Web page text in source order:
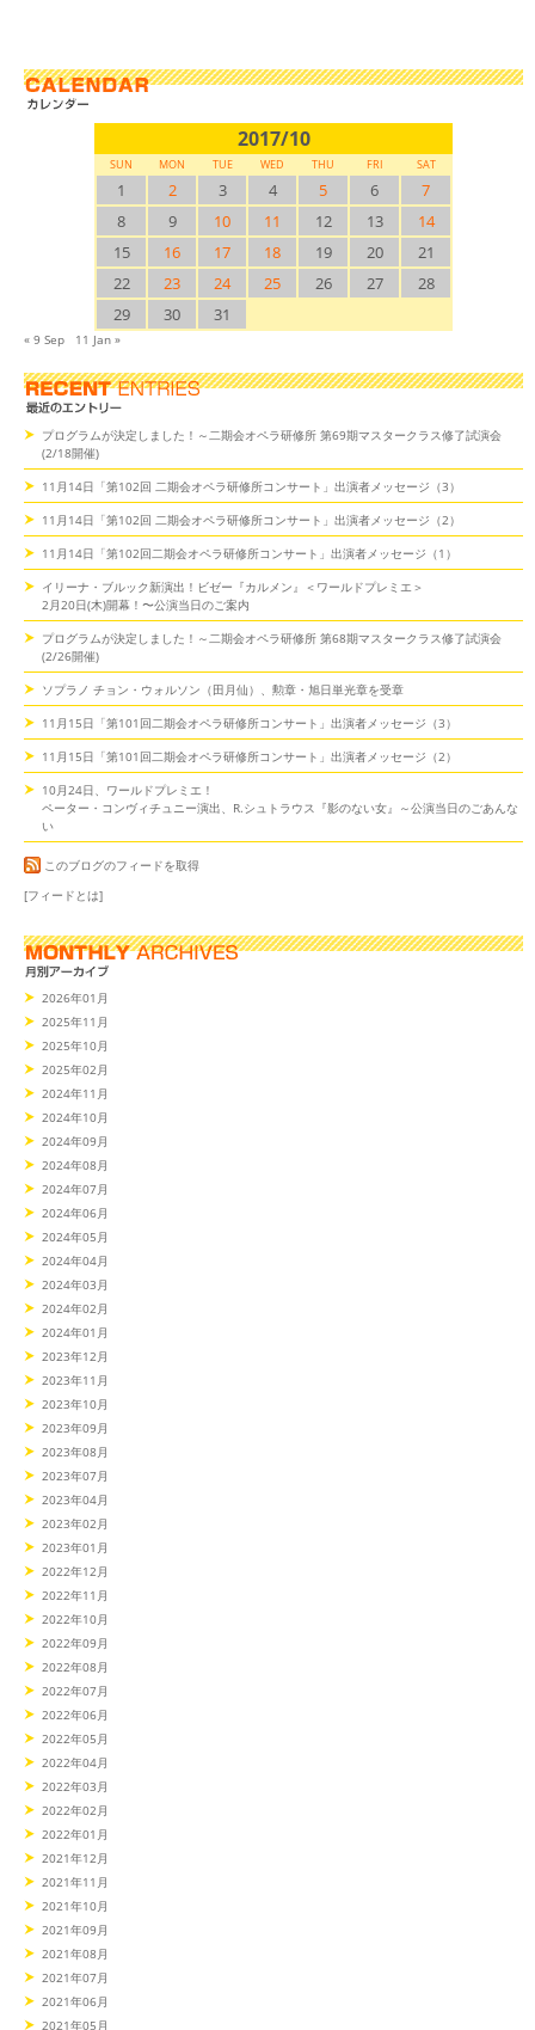
2017/10
SUN MON TUE WED THU FRI SAT
1 2 3 4 5 6
7
8
9 10 11 12 13
14
15
16 17 18 19 20
21
22
23 24 25 26 27
28
29
30 31
« 9 Sep 11 Jan »
プログラムが決定しました！～二期会オペラ研修所 第69期マスタークラス修了試演会
(2/18開催)
11月14日「第102回 二期会オペラ研修所コンサート」出演者メッセージ（3）
11月14日「第102回 二期会オペラ研修所コンサート」出演者メッセージ（2）
11月14日「第102回二期会オペラ研修所コンサート」出演者メッセージ（1）
イリーナ・ブルック新演出！ビゼー『カルメン』＜ワールドプレミエ＞
2月20日(木)開幕！〜公演当日のご案内
プログラムが決定しました！～二期会オペラ研修所 第68期マスタークラス修了試演会
(2/26開催)
ソプラノ チョン・ウォルソン（田月仙）、勲章・旭日単光章を受章
11月15日「第101回二期会オペラ研修所コンサート」出演者メッセージ（3）
11月15日「第101回二期会オペラ研修所コンサート」出演者メッセージ（2）
10月24日、ワールドプレミエ！
ペーター・コンヴィチュニー演出、R.シュトラウス『影のない女』～公演当日のごあんな
い
このブログのフィードを取得
[フィードとは]
2026年01月
2025年11月
2025年10月
2025年02月
2024年11月
2024年10月
2024年09月
2024年08月
2024年07月
2024年06月
2024年05月
2024年04月
2024年03月
2024年02月
2024年01月
2023年12月
2023年11月
2023年10月
2023年09月
2023年08月
2023年07月
2023年04月
2023年02月
2023年01月
2022年12月
2022年11月
2022年10月
2022年09月
2022年08月
2022年07月
2022年06月
2022年05月
2022年04月
2022年03月
2022年02月
2022年01月
2021年12月
2021年11月
2021年10月
2021年09月
2021年08月
2021年07月
2021年06月
2021年05月